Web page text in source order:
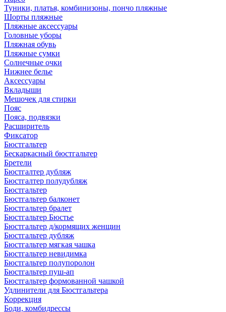
Туники, платья, комбинизоны, пончо пляжные
Шорты пляжные
Пляжные аксессуары
Головные уборы
Пляжная обувь
Пляжные сумки
Солнечные очки
Нижнее белье
Аксессуары
Вкладыши
Мешочек для стирки
Пояс
Пояса, подвязки
Расширитель
Фиксатор
Бюстгальтер
Бескаркасный бюстгальтер
Бретели
Бюстгалтер дубляж
Бюстгалтер полудубляж
Бюстгальтер
Бюстгальтер балконет
Бюстгальтер бралет
Бюстгальтер Бюстье
Бюстгальтер д/кормящих женщин
Бюстгальтер дубляж
Бюстгальтер мягкая чашка
Бюстгальтер невидимка
Бюстгальтер полупоролон
Бюстгальтер пуш-ап
Бюстгальтер формованной чашкой
Удлинители для Бюстгальтера
Коррекция
Боди, комбидрессы